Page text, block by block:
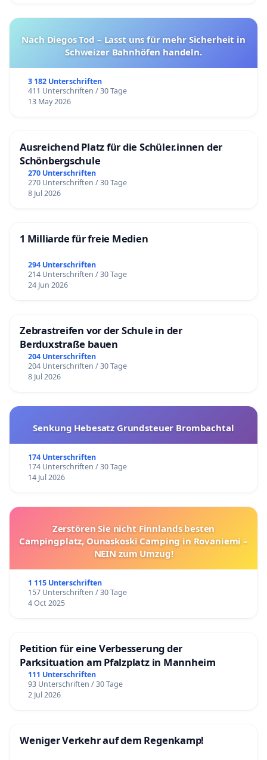
Nach Diegos Tod – Lasst uns für mehr Sicherheit in
Schweizer Bahnhöfen handeln.
3 182 Unterschriften
411 Unterschriften / 30 Tage
13 May 2026
Ausreichend Platz für die Schüler.innen der
Schönbergschule
270 Unterschriften
270 Unterschriften / 30 Tage
8 Jul 2026
1 Milliarde für freie Medien
294 Unterschriften
214 Unterschriften / 30 Tage
24 Jun 2026
Zebrastreifen vor der Schule in der
Berduxstraße bauen
204 Unterschriften
204 Unterschriften / 30 Tage
8 Jul 2026
Senkung Hebesatz Grundsteuer Brombachtal
174 Unterschriften
174 Unterschriften / 30 Tage
14 Jul 2026
Zerstören Sie nicht Finnlands besten
Campingplatz, Ounaskoski Camping in Rovaniemi –
NEIN zum Umzug!
1 115 Unterschriften
157 Unterschriften / 30 Tage
4 Oct 2025
Petition für eine Verbesserung der
Parksituation am Pfalzplatz in Mannheim
111 Unterschriften
93 Unterschriften / 30 Tage
2 Jul 2026
Weniger Verkehr auf dem Regenkamp!